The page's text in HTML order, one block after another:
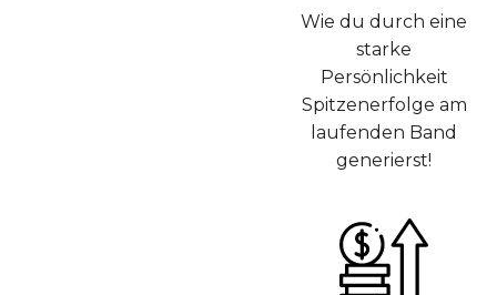
Wie du durch eine
starke
Persönlichkeit
Spitzenerfolge am
laufenden Band
generierst!